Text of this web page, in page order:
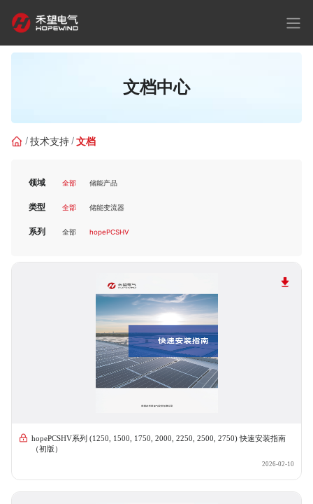
文档中心
技术支持 文档
领域 全部 储能产品
类型 全部 储能变流器
系列 全部 hopePCSHV
hopePCSHV系列 (1250, 1500, 1750, 2000, 2250, 2500, 2750) 快速安装指南
（初版）
2026-02-10